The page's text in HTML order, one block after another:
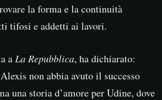
la forma e la continuità
tifosi e addetti ai lavori.
a La Repubblica, ha dichiarato:
non abbia avuto il successo
una storia d’amore per Udine, dove